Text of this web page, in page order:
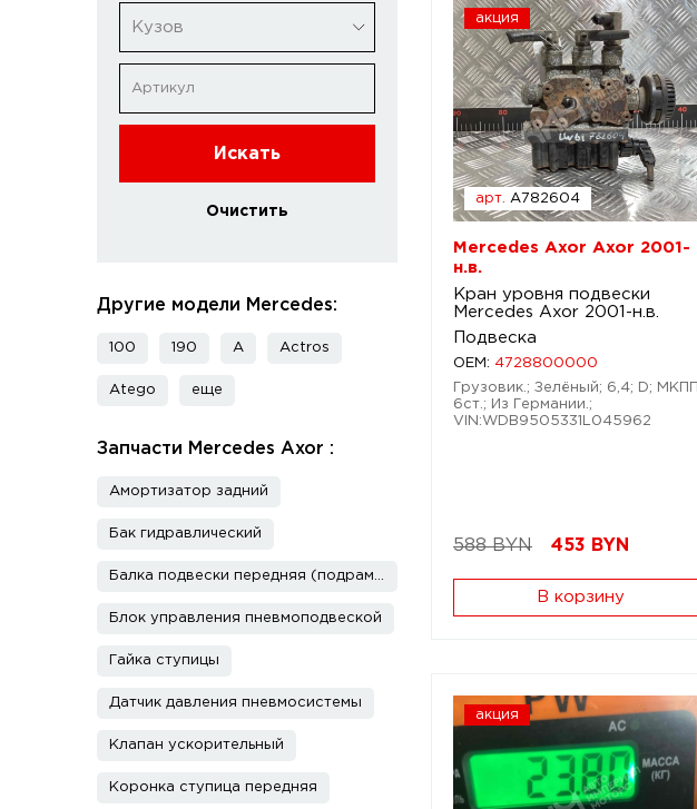
Кузов
Искать
Очистить
Другие модели Mercedes:
100 190 A Actros
Atego еще
Запчасти Mercedes Axor :
Амортизатор задний
Бак гидравлический
Блок управления пневмоподвеской
Гайка ступицы
Датчик давления пневмосистемы
Клапан ускорительный
Коронка ступица передняя
акция
арт. A782604
Mercedes Axor Axor 2001-
н.в.
Кран уровня подвески
Mercedes Axor 2001-н.в.
Подвеска
OEM: 4728800000
Грузовик.; Зелёный; 6,4; D; МКПП
6ст.; Из Германии.;
VIN:WDB9505331L045962
588 BYN 453 BYN
В корзину
акция